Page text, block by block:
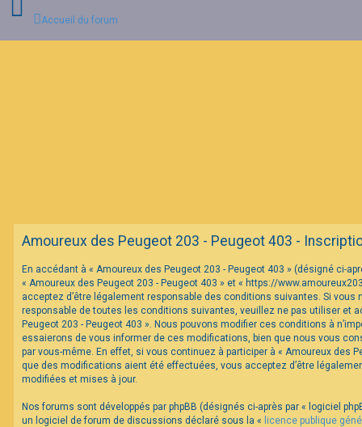
Accueil du forum
Amoureux des Peugeot 203 - Peugeot 403 -
En accédant à « Amoureux des Peugeot 203 - Peugeot 403 » (désigné ci-
« Amoureux des Peugeot 203 - Peugeot 403 » et « https://
acceptez d’être légalement responsable des conditions suivantes. Si vous
responsable de toutes les conditions suivantes, veuillez ne pas utiliser et
Peugeot 203 - Peugeot 403 ». Nous pouvons modifier ces conditions à
essaierons de vous informer de ces modifications, bien que nous vous
par vous-même. En effet, si vous continuez à participer à « Amoureux des
que des modifications aient été effectuées, vous acceptez d’être
modifiées et mises à jour.
Nos forums sont développés par phpBB (désignés ci-après par « logiciel
un logiciel de forum de discussions déclaré sous la « licence publique